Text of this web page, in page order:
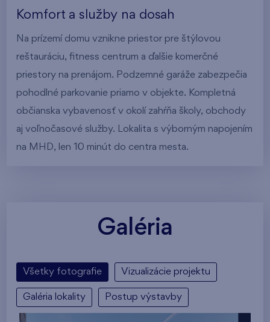
Komfort a služby na dosah
Na prízemí domu vznikne priestor pre štýlovou
reštauráciu, fitness centrum a ďalšie komerčné
priestory na prenájom. Podzemné garáže zabezpečia
pohodlné parkovanie priamo v objekte. Kompletná
občianska vybavenosť v okolí zahŕňa školy, obchody
aj voľnočasové služby. Lokalita s výborným napojením
na MHD, len 10 minút do centra mesta.
Galéria
Všetky fotografie Vizualizácie projektu
Galéria lokality Postup výstavby